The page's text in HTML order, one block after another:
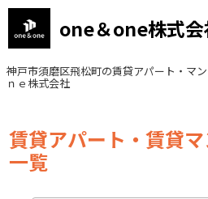
one＆one株式会
神戸市須磨区飛松町の賃貸アパート・マ
ｎｅ株式会社
賃貸アパート・賃貸
一覧